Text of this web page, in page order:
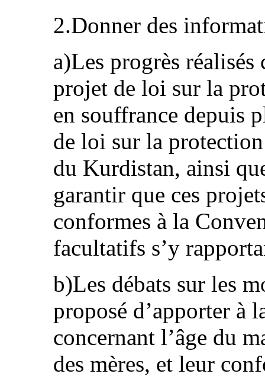
2.Donner des
a)Les progrès
projet de loi sur la
en souffrance depuis
de loi sur la
du Kurdistan, ainsi
garantir que ces
conformes à la
facultatifs s’y
b)Les débats sur les
proposé d’apporter à
concernant l’âge du
des mères, et leur